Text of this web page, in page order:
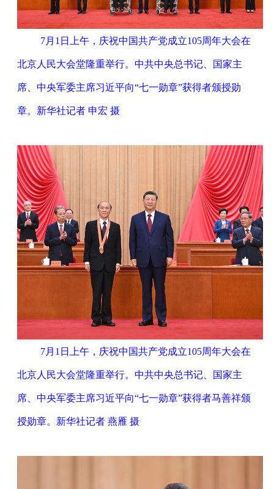
7月1日上午，庆祝中国共产党成立105周年大会在
北京人民大会堂隆重举行。中共中央总书记、国家主
席、中央军委主席习近平向“七一勋章”获得者颁授勋
章。新华社记者 申宏 摄
7月1日上午，庆祝中国共产党成立105周年大会在
北京人民大会堂隆重举行。中共中央总书记、国家主
席、中央军委主席习近平向“七一勋章”获得者马善祥颁
授勋章。新华社记者 燕雁 摄